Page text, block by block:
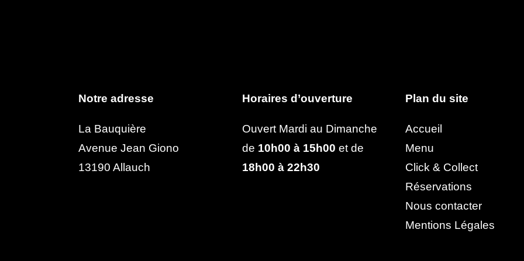
Notre adresse
La Bauquière
Avenue Jean Giono
13190 Allauch
Horaires d’ouverture
Ouvert Mardi au Dimanche
de 10h00 à 15h00 et de
18h00 à 22h30
Plan du site
Accueil
Menu
Click & Collect
Réservations
Nous contacter
Mentions Légales